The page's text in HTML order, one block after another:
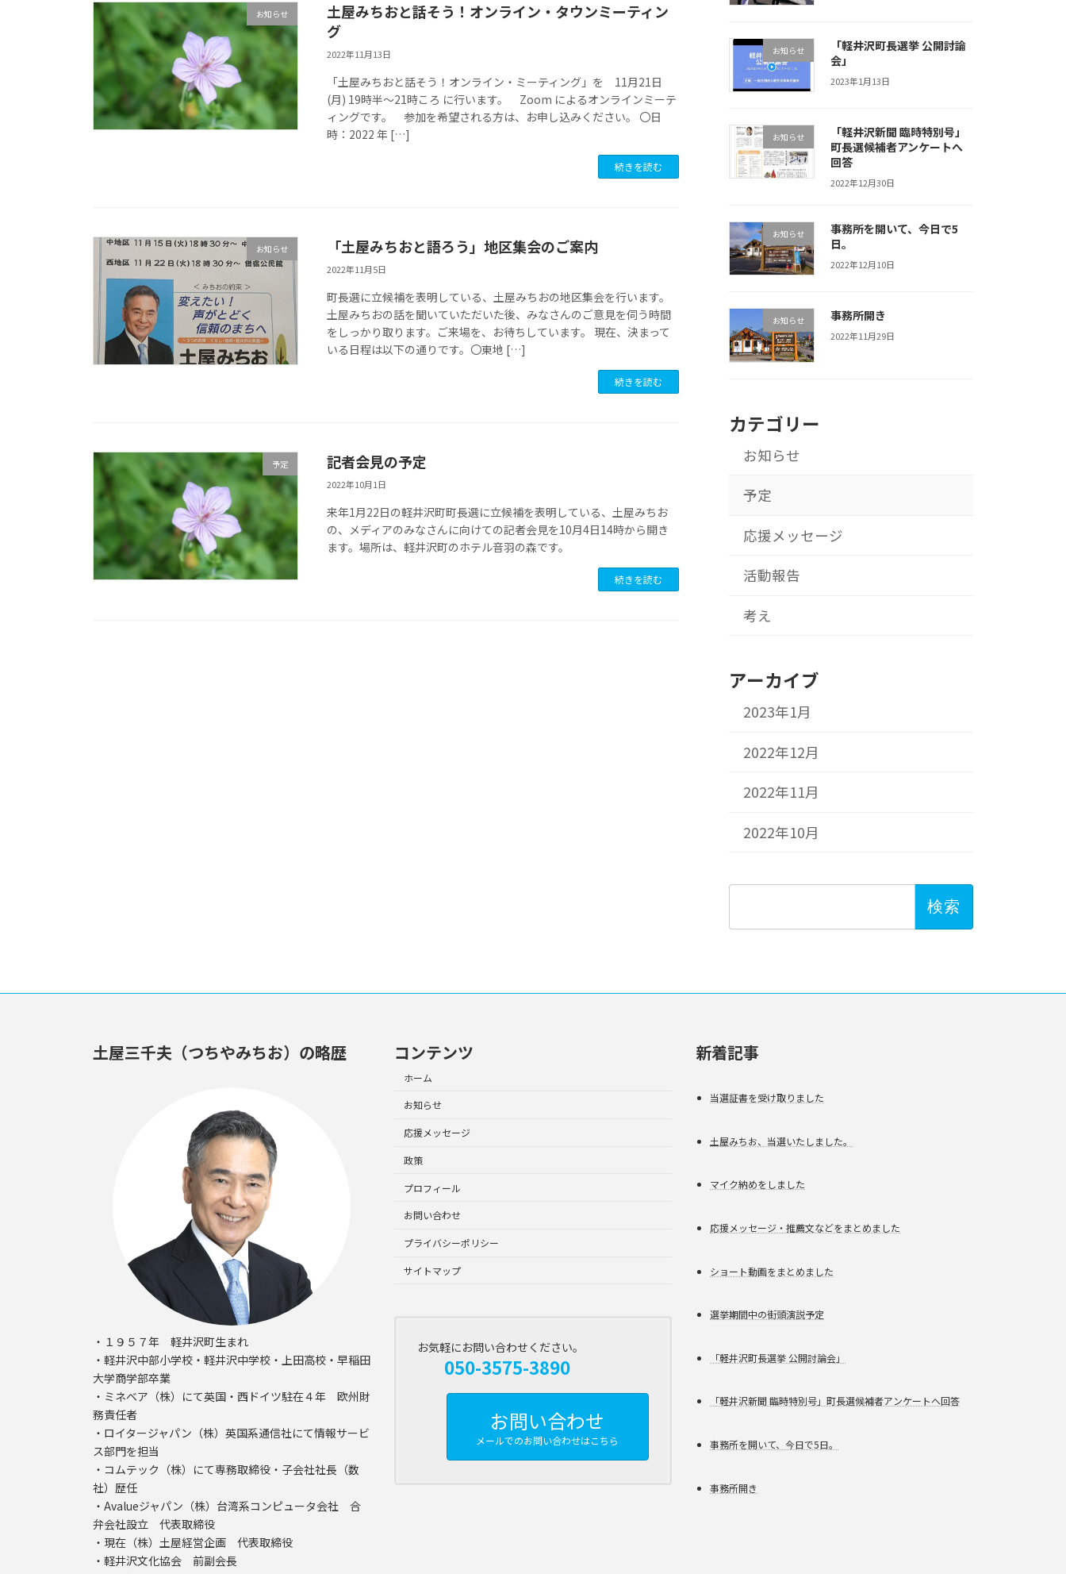
お知らせ
土屋みちおと話そう！オンライン・タウンミーティン
グ
2022年11月13日
「土屋みちおと話そう！オンライン・ミーティング」を 11月21日
(月) 19時半～21時ころ に行います。 Zoom によるオンラインミーテ
ィングです。 参加を希望される方は、お申し込みください。 〇日
時：2022 年 […]
続きを読む
お知らせ 「土屋みちおと語ろう」地区集会のご案内
2022年11月5日
町長選に立候補を表明している、土屋みちおの地区集会を行います。
土屋みちおの話を聞いていただいた後、みなさんのご意見を伺う時間
をしっかり取ります。ご来場を、お待ちしています。 現在、決まって
いる日程は以下の通りです。〇東地 […]
続きを読む
予定 記者会見の予定
2022年10月1日
来年1月22日の軽井沢町町長選に立候補を表明している、土屋みちお
の、メディアのみなさんに向けての記者会見を10月4日14時から開き
ます。場所は、軽井沢町のホテル音羽の森です。
続きを読む
お知らせ
「軽井沢町長選挙 公開討論
会」
2023年1月13日
お知らせ
「軽井沢新聞 臨時特別号」
町長選候補者アンケートへ
回答
2022年12月30日
お知らせ
事務所を開いて、今日で5
日。
2022年12月10日
お知らせ 事務所開き
2022年11月29日
カテゴリー
お知らせ
予定
応援メッセージ
活動報告
考え
アーカイブ
2023年1月
2022年12月
2022年11月
2022年10月
土屋三千夫（つちやみちお）の略歴
・１９５７年 軽井沢町生まれ
・軽井沢中部小学校・軽井沢中学校・上田高校・早稲田
大学商学部卒業
・ミネベア（株）にて英国・西ドイツ駐在４年 欧州財
務責任者
・ロイタージャパン（株）英国系通信社にて情報サービ
ス部門を担当
・コムテック（株）にて専務取締役・子会社社長（数
社）歴任
・Avalueジャパン（株）台湾系コンピュータ会社 合
弁会社設立 代表取締役
・現在（株）土屋経営企画 代表取締役
・軽井沢文化協会 前副会長
コンテンツ
ホーム
お知らせ
応援メッセージ
政策
プロフィール
お問い合わせ
プライバシーポリシー
サイトマップ
お気軽にお問い合わせください。
050-3575-3890
お問い合わせ
メールでのお問い合わせはこちら
新着記事
当選証書を受け取りました
土屋みちお、当選いたしました。
マイク納めをしました
応援メッセージ・推薦文などをまとめました
ショート動画をまとめました
選挙期間中の街頭演説予定
「軽井沢町長選挙 公開討論会」
「軽井沢新聞 臨時特別号」町長選候補者アンケートへ回答
事務所を開いて、今日で5日。
事務所開き